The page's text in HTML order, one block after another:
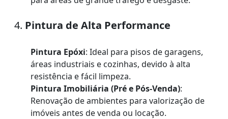
4. Pintura de Alta Performance
Pintura Epóxi: Ideal para pisos de garagens,
áreas industriais e cozinhas, devido à alta
resistência e fácil limpeza.
Pintura Imobiliária (Pré e Pós-Venda):
Renovação de ambientes para valorização de
imóveis antes de venda ou locação.